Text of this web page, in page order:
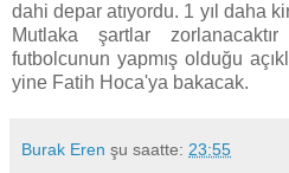
dahi depar atıyordu. 1 yıl daha
Mutlaka şartlar
futbolcunun yapmış olduğu
yine Fatih Hoca'ya bakacak.
Burak Eren şu saatte: 23:55